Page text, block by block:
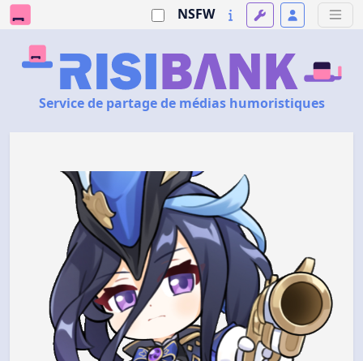
NSFW
Service de partage de médias humoristiques